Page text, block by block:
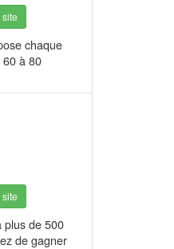
chaque
à 80
plus de 500
de gagner